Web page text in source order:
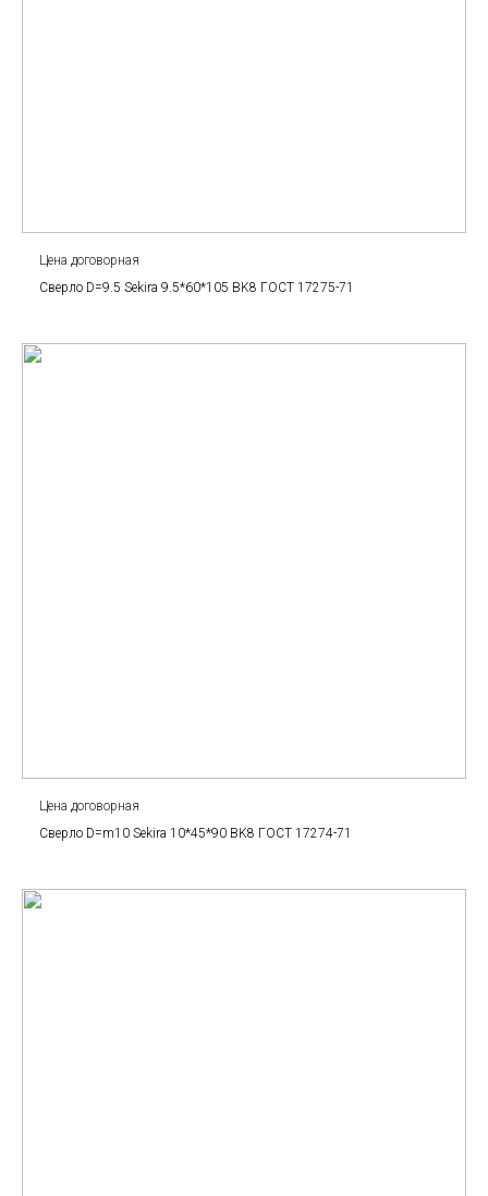
Цена договорная
Сверло D=9.5 Sekira 9.5*60*105 BK8 ГОСТ 17275-71
Цена договорная
Сверло D=m10 Sekira 10*45*90 BK8 ГОСТ 17274-71